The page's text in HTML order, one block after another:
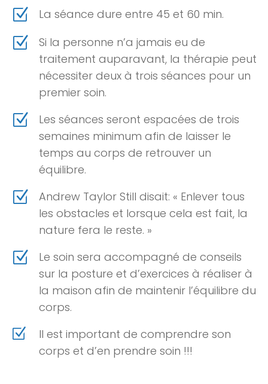
Z La séance dure entre 45 et 60 min.
Z
Si la personne n’a jamais eu de
traitement auparavant, la thérapie peut
nécessiter deux à trois séances pour un
premier soin.
Z
Les séances seront espacées de trois
semaines minimum afin de laisser le
temps au corps de retrouver un
équilibre.
Z
Andrew Taylor Still disait: « Enlever tous
les obstacles et lorsque cela est fait, la
nature fera le reste. »
Z
Le soin sera accompagné de conseils
sur la posture et d’exercices à réaliser à
la maison afin de maintenir l’équilibre du
corps.
Z
Il est important de comprendre son
corps et d’en prendre soin !!!